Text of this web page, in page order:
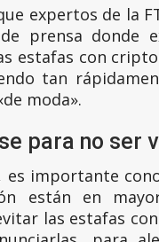
expertos de la
prensa donde
estafas con
tan
moda».
para no ser
es importante
están en
las estafas